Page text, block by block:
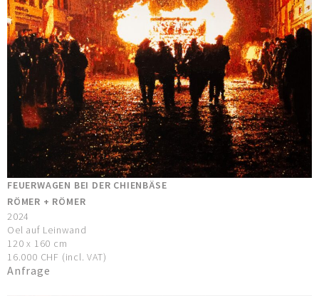
FEUERWAGEN BEI DER CHIENBÄSE
RÖMER + RÖMER
2024
Oel auf Leinwand
120 x 160 cm
16.000 CHF (incl. VAT)
Anfrage